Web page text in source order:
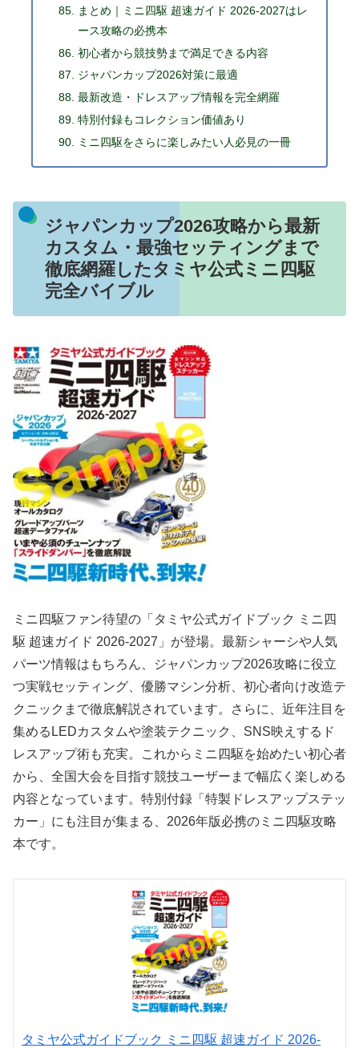
まとめ｜ミニ四駆 超速ガイド 2026-2027はレ
ース攻略の必携本
初心者から競技勢まで満足できる内容
ジャパンカップ2026対策に最適
最新改造・ドレスアップ情報を完全網羅
特別付録もコレクション価値あり
ミニ四駆をさらに楽しみたい人必見の一冊
ジャパンカップ2026攻略から最新
カスタム・最強セッティングまで
徹底網羅したタミヤ公式ミニ四駆
完全バイブル
ミニ四駆ファン待望の「タミヤ公式ガイドブック ミニ四
駆 超速ガイド 2026-2027」が登場。最新シャーシや人気
パーツ情報はもちろん、ジャパンカップ2026攻略に役立
つ実戦セッティング、優勝マシン分析、初心者向け改造テ
クニックまで徹底解説されています。さらに、近年注目を
集めるLEDカスタムや塗装テクニック、SNS映えするド
レスアップ術も充実。これからミニ四駆を始めたい初心者
から、全国大会を目指す競技ユーザーまで幅広く楽しめる
内容となっています。特別付録「特製ドレスアップステッ
カー」にも注目が集まる、2026年版必携のミニ四駆攻略
本です。
タミヤ公式ガイドブック ミニ四駆 超速ガイド 2026-